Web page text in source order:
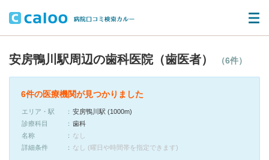
安房鴨川駅周辺の歯科医院（歯医者） （6件）
6件の医療機関が見つかりました
エリア・駅
安房鴨川駅 (1000m)
診療科目
歯科
名称
なし
詳細条件
なし (曜日や時間帯を指定できます)